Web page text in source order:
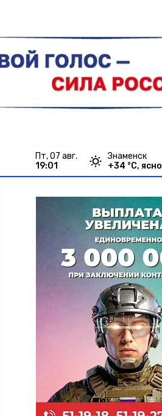
пт, 07 авг.
19:01
Знаменск
+34 °С, ясно